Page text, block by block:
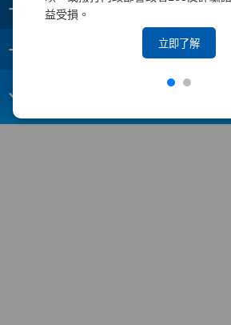
益受損。
立即了解
+ 集團成員
+
webmaster@yuanta.com